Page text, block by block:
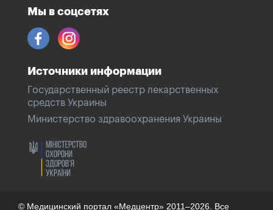
Мы в соцсетях
Источники информации
Государственный реестр лекарственных
средств Украины
Министерство здравоохранения Украины
© Медицинский портал «Медцентр» 2011–2026. Все